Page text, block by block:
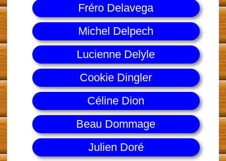
Fréro Delavega
Michel Delpech
Lucienne Delyle
Cookie Dingler
Céline Dion
Beau Dommage
Julien Doré